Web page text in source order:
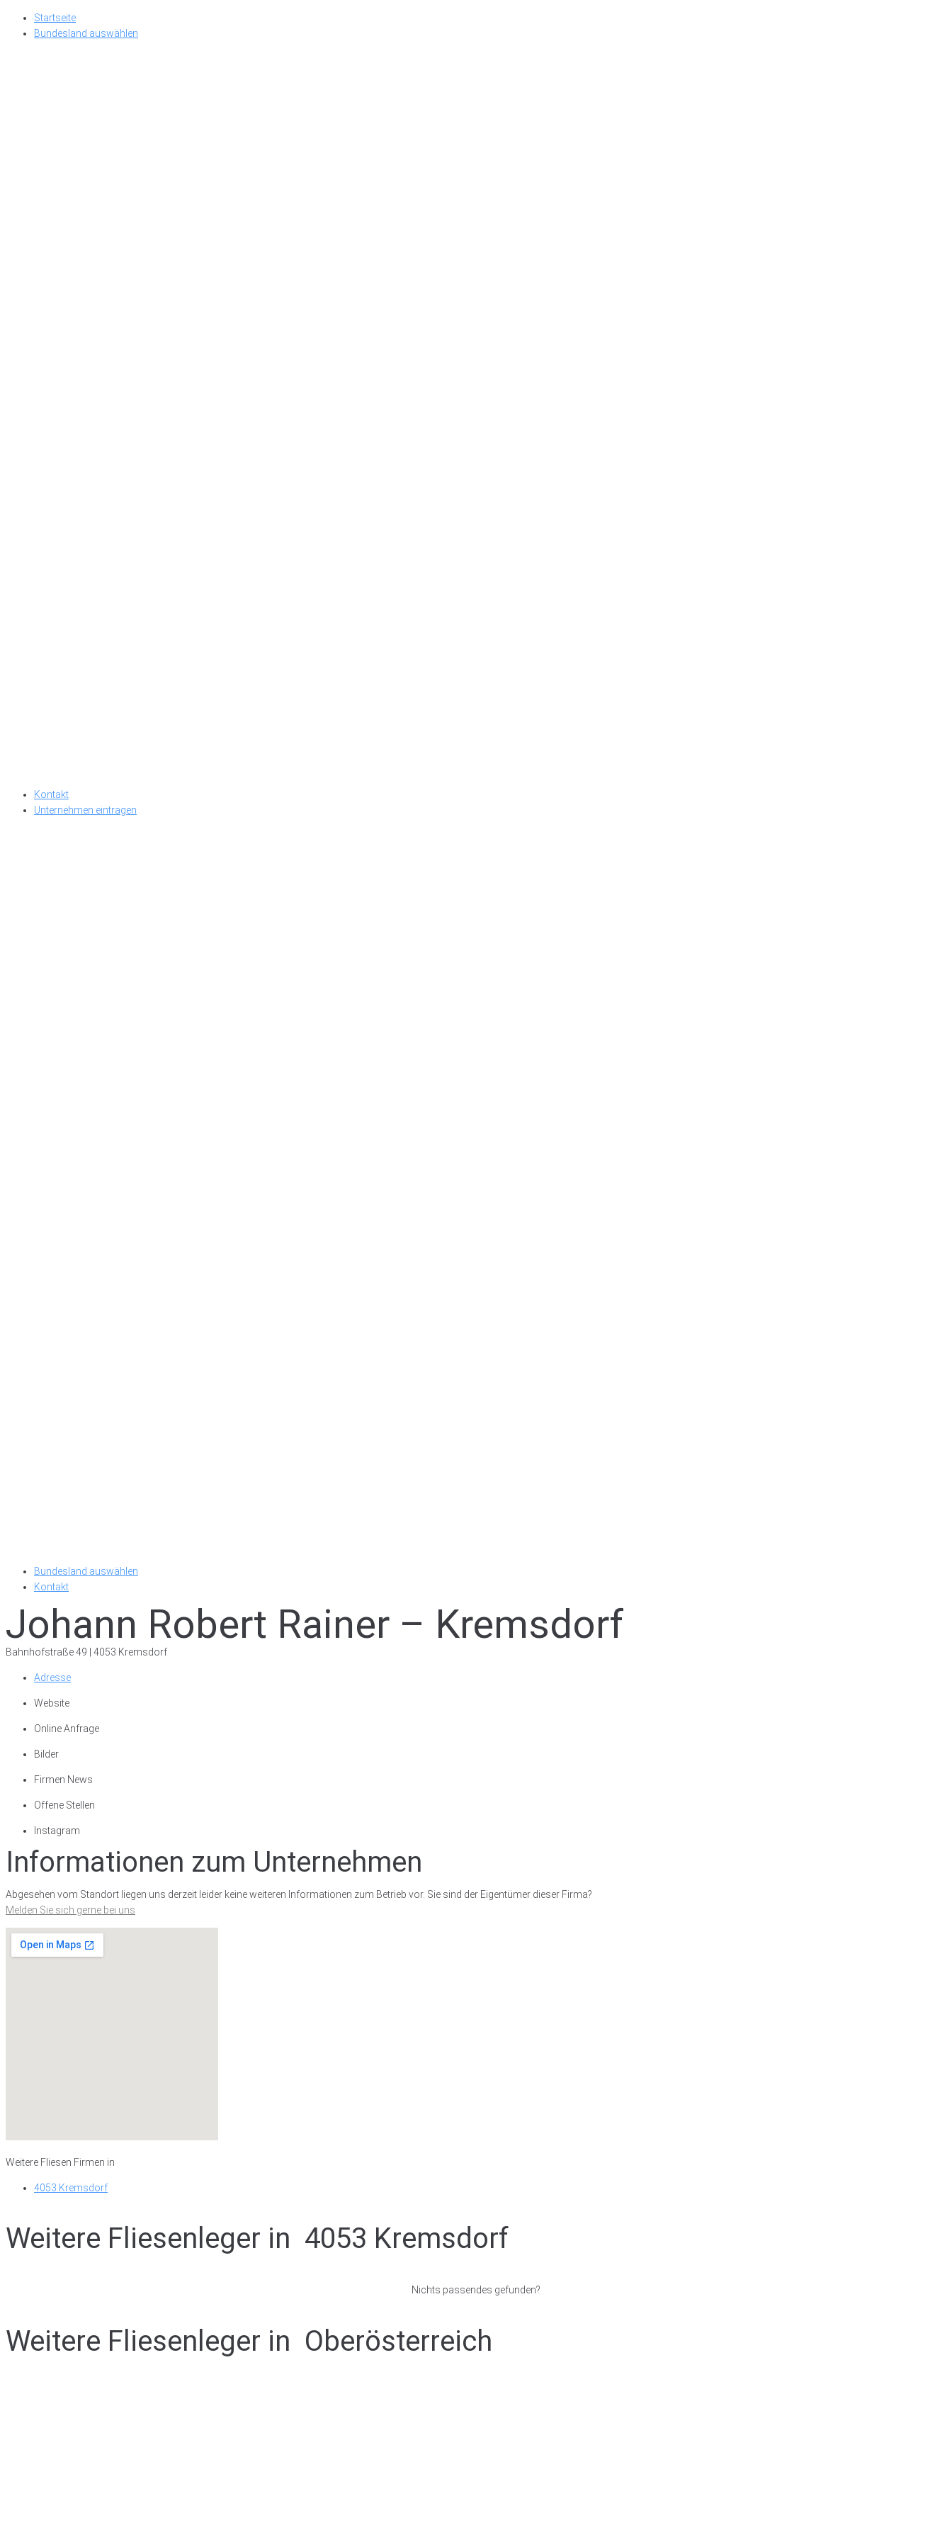
Skip
Startseite
Bundesland auswählen
Kontakt
Unternehmen eintragen
Bundesland auswählen
Kontakt
Johann Robert Rainer – Kremsdorf
Bahnhofstraße 49 | 4053 Kremsdorf
Adresse
Website
Online Anfrage
Bilder
Firmen News
Offene Stellen
Instagram
Informationen zum Unternehmen
Abgesehen vom Standort liegen uns derzeit leider keine weiteren Informationen zum Betrieb vor. Sie sind der Eigentümer dieser Firma?
Melden Sie sich gerne bei uns
Weitere Fliesen Firmen in
4053 Kremsdorf
Weitere Fliesenleger in 4053 Kremsdorf
Nichts passendes gefunden?
Weitere Fliesenleger in Oberösterreich